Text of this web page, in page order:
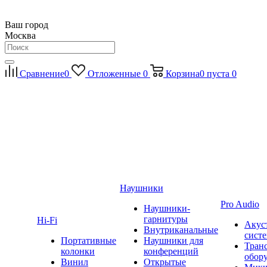
Ваш город
Москва
Сравнение0 Отложенные 0 Корзина0 пуста 0
Hi-Fi
Портативные
колонки
Винил
Наушники
Наушники-
гарнитуры
Внутриканальные
Наушники для
конференций
Открытые
Pro Audio